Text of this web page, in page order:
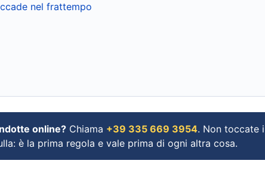
nel frattempo
online? Chiama +39 335 669 3954. Non toccate i
è la prima regola e vale prima di ogni altra cosa.